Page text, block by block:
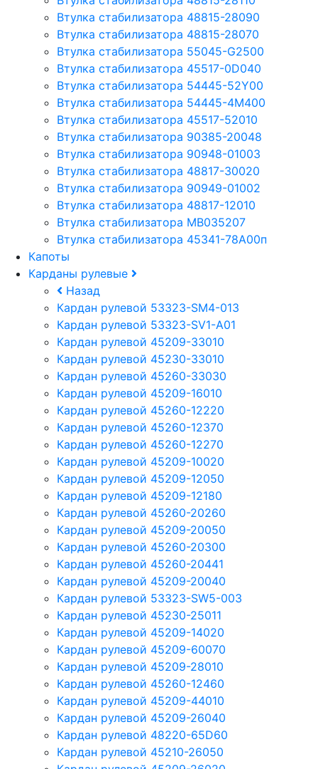
Втулка стабилизатора 48815-28090
Втулка стабилизатора 48815-28070
Втулка стабилизатора 55045-G2500
Втулка стабилизатора 45517-0D040
Втулка стабилизатора 54445-52Y00
Втулка стабилизатора 54445-4M400
Втулка стабилизатора 45517-52010
Втулка стабилизатора 90385-20048
Втулка стабилизатора 90948-01003
Втулка стабилизатора 48817-30020
Втулка стабилизатора 90949-01002
Втулка стабилизатора 48817-12010
Втулка стабилизатора MB035207
Втулка стабилизатора 45341-78A00п
Капоты
Карданы рулевые
Назад
Кардан рулевой 53323-SM4-013
Кардан рулевой 53323-SV1-A01
Кардан рулевой 45209-33010
Кардан рулевой 45230-33010
Кардан рулевой 45260-33030
Кардан рулевой 45209-16010
Кардан рулевой 45260-12220
Кардан рулевой 45260-12370
Кардан рулевой 45260-12270
Кардан рулевой 45209-10020
Кардан рулевой 45209-12050
Кардан рулевой 45209-12180
Кардан рулевой 45260-20260
Кардан рулевой 45209-20050
Кардан рулевой 45260-20300
Кардан рулевой 45260-20441
Кардан рулевой 45209-20040
Кардан рулевой 53323-SW5-003
Кардан рулевой 45230-25011
Кардан рулевой 45209-14020
Кардан рулевой 45209-60070
Кардан рулевой 45209-28010
Кардан рулевой 45260-12460
Кардан рулевой 45209-44010
Кардан рулевой 45209-26040
Кардан рулевой 48220-65D60
Кардан рулевой 45210-26050